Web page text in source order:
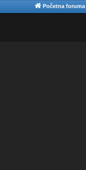
Početna foruma